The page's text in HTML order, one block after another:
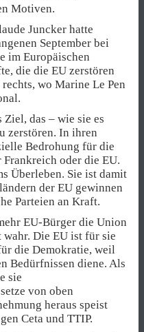
Motiven.
Juncker hatte
September bei
im Europäischen
die die EU zerstören
wo Marine Le Pen
das – wie sie es
zerstören. In ihren
Bedrohung für die
oder die EU.
Überleben. Sie ist damit
der EU gewinnen
Parteien an Kraft.
EU-Bürger die Union
Die EU ist für sie
die Demokratie, weil
Bedürfnissen diene. Als
sie
von oben
heraus speist
Ceta und TTIP.